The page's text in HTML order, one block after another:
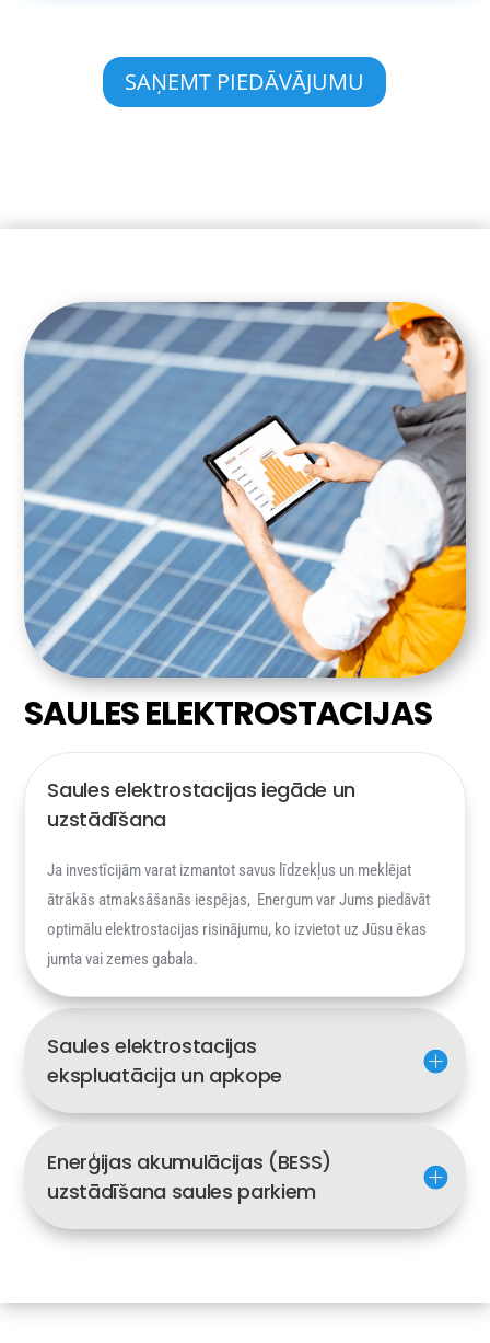
SAŅEMT PIEDĀVĀJUMU
SAULES ELEKTROSTACIJAS
Saules elektrostacijas iegāde un
uzstādīšana
Ja investīcijām varat izmantot savus līdzekļus un meklējat
ātrākās atmaksāšanās iespējas, Energum var Jums piedāvāt
optimālu elektrostacijas risinājumu, ko izvietot uz Jūsu ēkas
jumta vai zemes gabala.
Saules elektrostacijas
ekspluatācija un apkope
Enerģijas akumulācijas (BESS)
uzstādīšana saules parkiem